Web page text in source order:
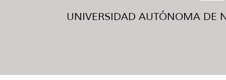
UNIVERSIDAD AUTÓNOMA DE